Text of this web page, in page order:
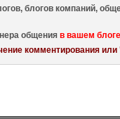
блогов компаний,
общенияв вашем
комментирования